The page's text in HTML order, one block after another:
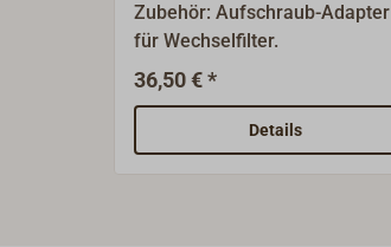
Zubehör: Aufschraub-Adapter
für Wechselfilter.
36,50 € *
Details